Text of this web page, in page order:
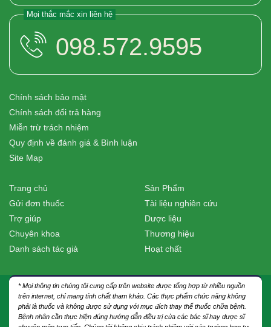
Mọi thắc mắc xin liên hệ
098.572.9595
Chính sách bảo mật
Chính sách đổi trả hàng
Miễn trừ trách nhiệm
Quy định về đánh giá & Bình luận
Site Map
Trang chủ
Gửi đơn thuốc
Trợ giúp
Chuyên khoa
Danh sách tác giả
Sản Phẩm
Tài liệu nghiên cứu
Dược liệu
Thương hiệu
Hoạt chất
* Mọi thông tin chúng tôi cung cấp trên website được tổng hợp từ nhiều nguồn
trên internet, chỉ mang tính chất tham khảo. Các thực phẩm chức năng không
phải là thuốc và không được sử dụng với mục đích thay thế thuốc chữa bệnh.
Bệnh nhân cần thực hiện đúng hướng dẫn điều trị của các bác sĩ hay dược sĩ